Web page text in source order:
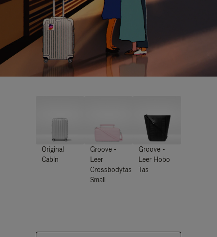
Original
Cabin
Groove -
Leer
Crossbodytas
Small
Groove -
Leer Hobo
Tas